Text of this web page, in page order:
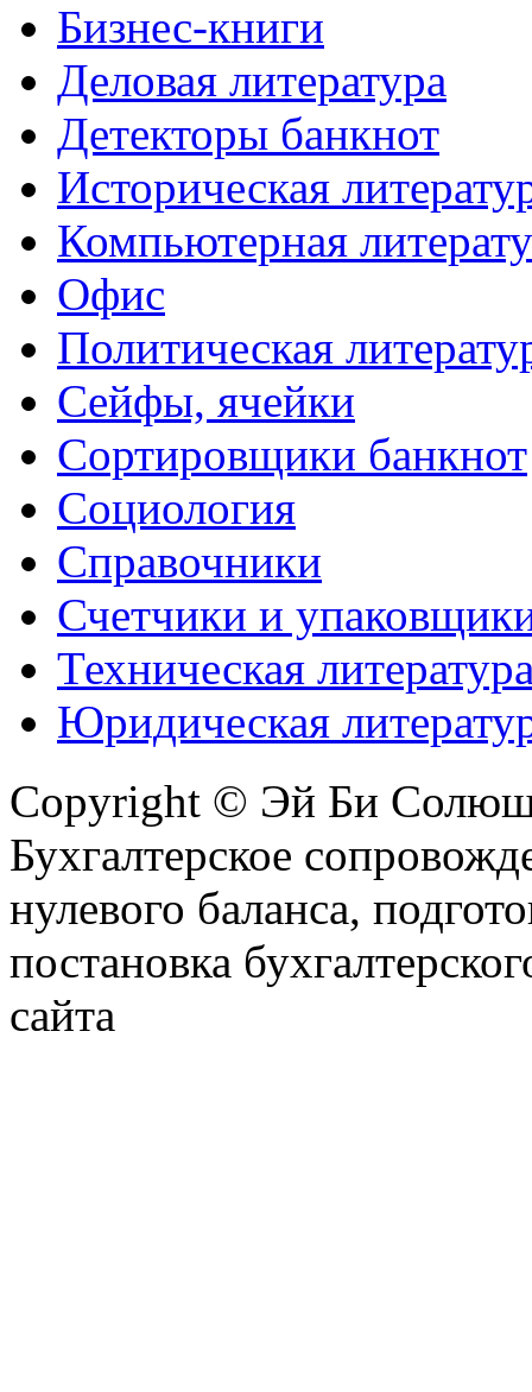
Бизнес-книги
Деловая литература
Детекторы банкнот
Историческая
Компьютерная
Офис
Политическая
Сейфы, ячейки
Сортировщики банкнот
Социология
Справочники
Счетчики и
Техническая
Юридическая
Copyright © Эй Би
Бухгалтерское
нулевого баланса,
постановка
сайта